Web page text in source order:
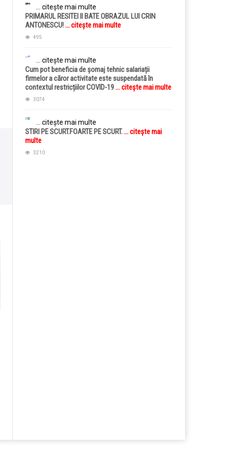
... citește mai multe
PRIMARUL RESITEI II BATE OBRAZUL LUI CRIN
ANTONESCU!... citește mai multe
495
... citește mai multe
Cum pot beneficia de șomaj tehnic salariații
firmelor a căror activitate este suspendată în
contextul restricțiilor COVID-19... citește mai multe
3074
... citește mai multe
STIRI PE SCURT.FOARTE PE SCURT.... citește mai
multe
3210